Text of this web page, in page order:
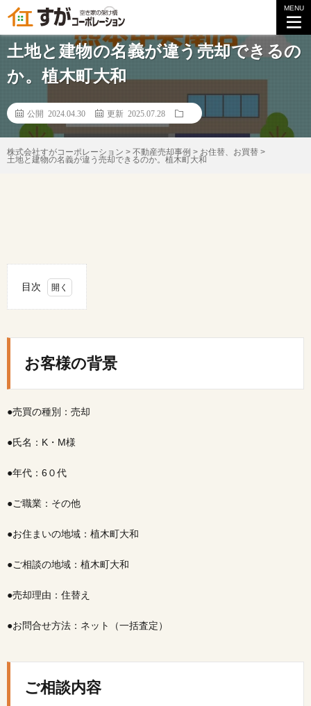
MENU
不動産ご売却事例
土地と建物の名義が違う売却できるの
か。植木町大和
公開 2024.04.30 更新 2025.07.28
株式会社すがコーポレーション > 不動産売却事例 > お住替、お買替 >
土地と建物の名義が違う売却できるのか。植木町大和
目次
1.
様の
2.
ご相
容
ご提
た解
4.
営業
て大
要点
お客様の背景
●売買の種別：売却
●氏名：K・M様
●年代：6０代
●ご職業：その他
●お住まいの地域：植木町大和
●ご相談の地域：植木町大和
●売却理由：住替え
●お問合せ方法：ネット（一括査定）
ご相談内容